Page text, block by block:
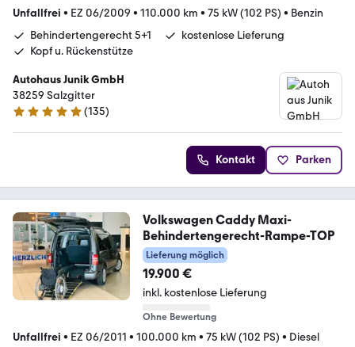
Unfallfrei • EZ 06/2009 • 110.000 km • 75 kW (102 PS) • Benzin
Behindertengerecht 5+1
kostenlose Lieferung
Kopf u. Rückenstütze
Autohaus Junik GmbH
38259 Salzgitter
4.9 Sterne
(135)
Kontakt Parken
Volkswagen Caddy Maxi-
Behindertengerecht-Rampe-TOP
Lieferung möglich
19.900 €
inkl. kostenlose Lieferung
Ohne Bewertung
Unfallfrei • EZ 06/2011 • 100.000 km • 75 kW (102 PS) • Diesel